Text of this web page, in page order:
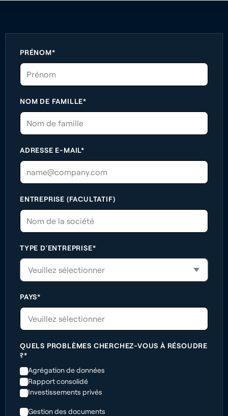
PRÉNOM*
NOM DE FAMILLE*
ADRESSE E-MAIL*
ENTREPRISE (FACULTATIF)
TYPE D'ENTREPRISE*
PAYS*
Veuillez sélectionner
QUELS PROBLÈMES CHERCHEZ-VOUS À RÉSOUDRE
?*
Agrégation de données
Rapport consolidé
Investissements privés
Gestion des documents